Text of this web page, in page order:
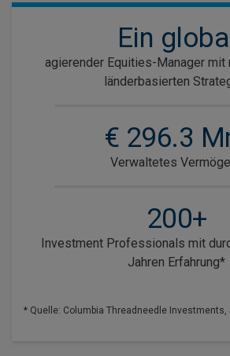
Ein global
agierender Equities-Manager mit
länderbasierten
€ 296.3
Verwaltetes
200+
Investment Professionals mit
Jahren Erfahrung*
* Quelle: Columbia Threadneedle